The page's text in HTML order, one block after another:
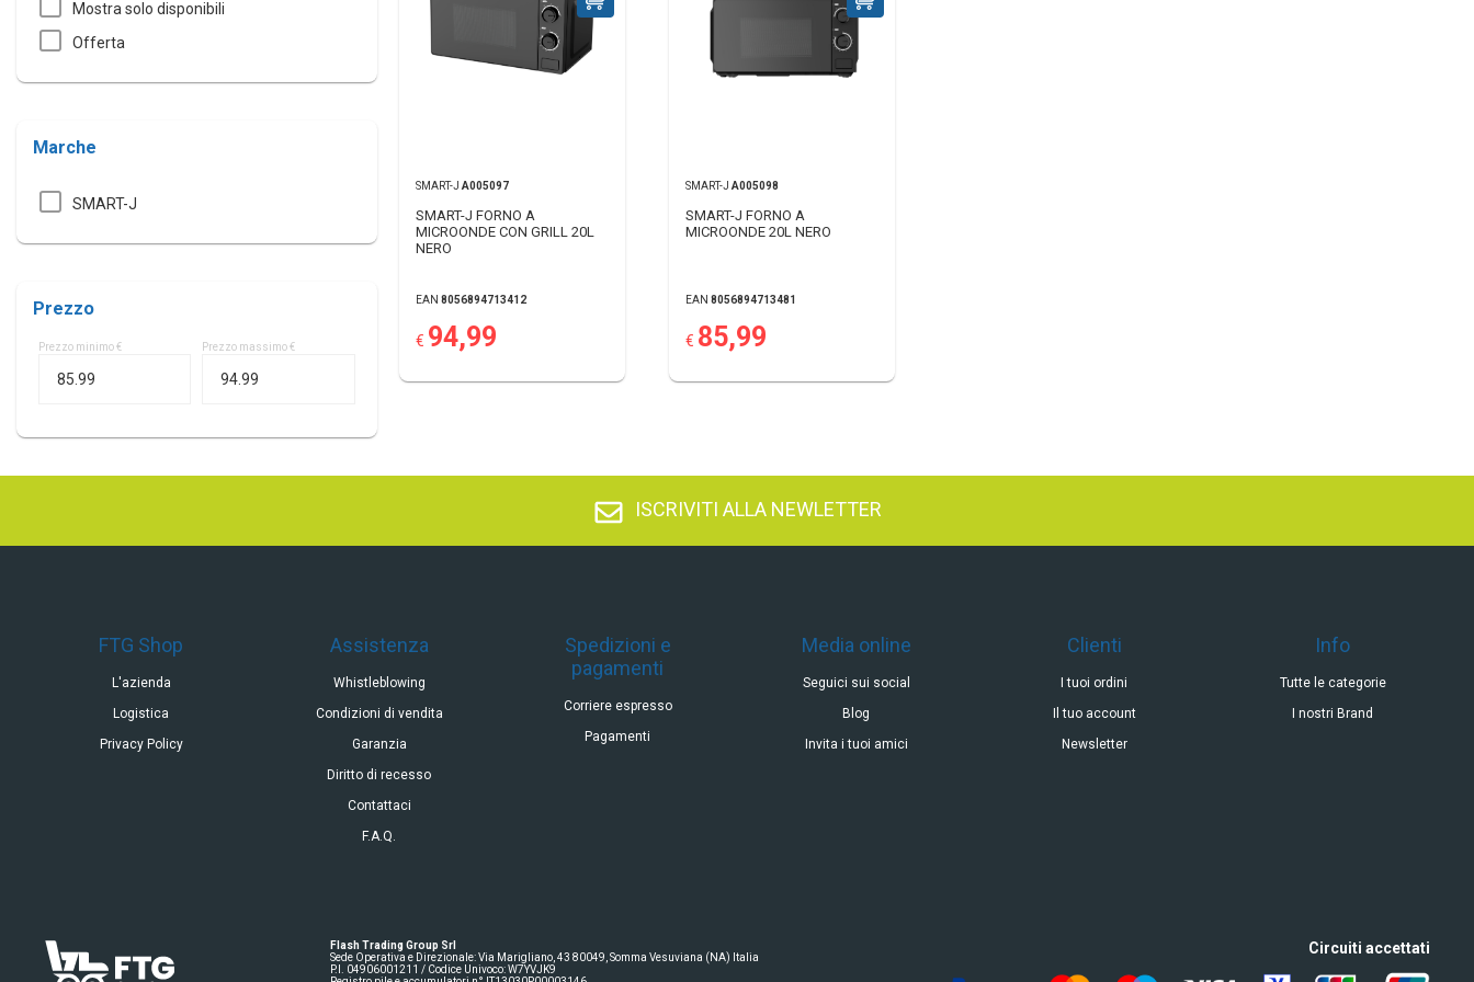
Mostra solo disponibili
Offerta
Marche
SMART-J
Prezzo
Prezzo minimo € Prezzo massimo €
SMART-J A005097
SMART-J FORNO A
MICROONDE CON GRILL 20L
NERO
EAN 8056894713412
€ 94,99
SMART-J A005098
SMART-J FORNO A
MICROONDE 20L NERO
EAN 8056894713481
€ 85,99
ISCRIVITI ALLA NEWLETTER
FTG Shop
L'azienda
Logistica
Privacy Policy
Assistenza
Whistleblowing
Condizioni di vendita
Garanzia
Diritto di recesso
Contattaci
F.A.Q.
Spedizioni e
pagamenti
Corriere espresso
Pagamenti
Media online
Seguici sui social
Blog
Invita i tuoi amici
Clienti
I tuoi ordini
Il tuo account
Newsletter
Info
Tutte le categorie
I nostri Brand
Flash Trading Group Srl
Sede Operativa e Direzionale: Via Marigliano, 43 80049, Somma Vesuviana (NA) Italia
P.I. 04906001211 / Codice Univoco: W7YVJK9
Circuiti accettati